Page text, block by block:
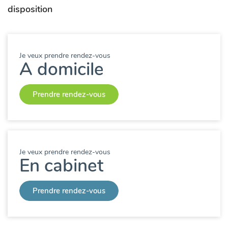
disposition
Je veux prendre rendez-vous
A domicile
Prendre rendez-vous
Je veux prendre rendez-vous
En cabinet
Prendre rendez-vous